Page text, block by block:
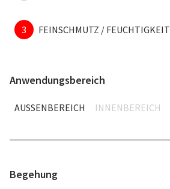
3 FEINSCHMUTZ / FEUCHTIGKEIT
Anwendungsbereich
AUSSENBEREICH INNENBEREICH
Begehung